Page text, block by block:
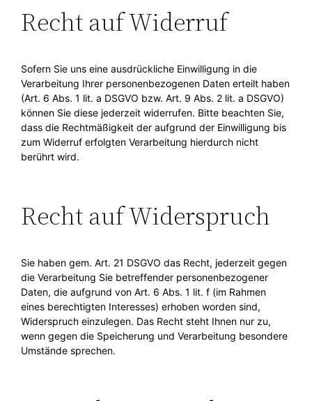
Recht auf Widerruf
Sofern Sie uns eine ausdrückliche Einwilligung in die
Verarbeitung Ihrer personenbezogenen Daten erteilt haben
(Art. 6 Abs. 1 lit. a DSGVO bzw. Art. 9 Abs. 2 lit. a DSGVO)
können Sie diese jederzeit widerrufen. Bitte beachten Sie,
dass die Rechtmäßigkeit der aufgrund der Einwilligung bis
zum Widerruf erfolgten Verarbeitung hierdurch nicht
berührt wird.
Recht auf Widerspruch
Sie haben gem. Art. 21 DSGVO das Recht, jederzeit gegen
die Verarbeitung Sie betreffender personenbezogener
Daten, die aufgrund von Art. 6 Abs. 1 lit. f (im Rahmen
eines berechtigten Interesses) erhoben worden sind,
Widerspruch einzulegen. Das Recht steht Ihnen nur zu,
wenn gegen die Speicherung und Verarbeitung besondere
Umstände sprechen.